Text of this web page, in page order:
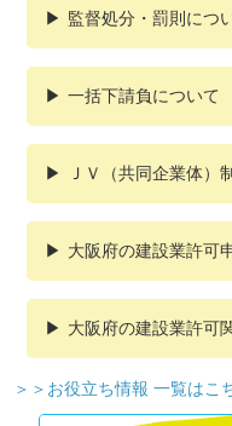
監督処分・罰則につ
一括下請負について
ＪＶ（共同企業体）
大阪府の建設業許可
大阪府の建設業許可
＞＞お役立ち情報 一覧はこ